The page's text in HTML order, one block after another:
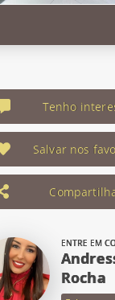
Tenho
Salvar nos
ENTRE EM
Rocha